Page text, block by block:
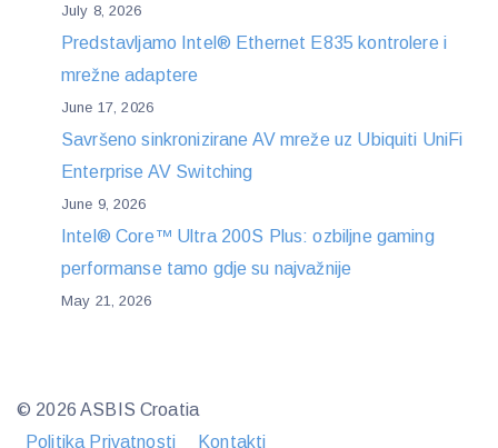
July 8, 2026
Predstavljamo Intel® Ethernet E835 kontrolere i
mrežne adaptere
June 17, 2026
Savršeno sinkronizirane AV mreže uz Ubiquiti UniFi
Enterprise AV Switching
June 9, 2026
Intel® Core™ Ultra 200S Plus: ozbiljne gaming
performanse tamo gdje su najvažnije
May 21, 2026
© 2026 ASBIS Croatia
Politika Privatnosti
Kontakti